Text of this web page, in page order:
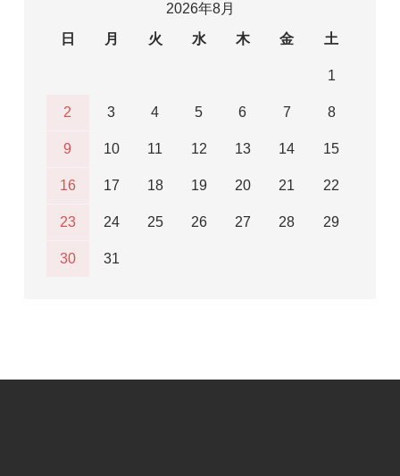
2026年8月
日
月 火 水 木 金 土
1
2 3 4 5 6 7 8
9 10 11 12 13 14 15
16 17 18 19 20 21 22
23 24 25 26 27 28 29
30 31